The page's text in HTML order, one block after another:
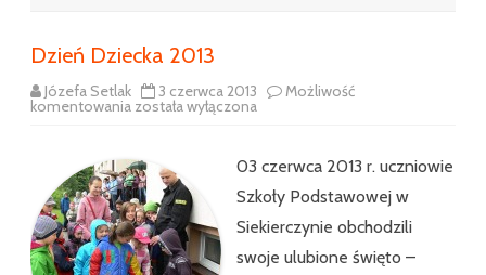
Dzień Dziecka 2013
Józefa Setlak 3 czerwca 2013 Możliwość
komentowania Dzień
została wyłączona
03 czerwca 2013 r. uczniowie
Szkoły Podstawowej w
Siekierczynie obchodzili
swoje ulubione święto –